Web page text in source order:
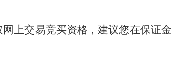
上交易竞买资格，建议您在保证